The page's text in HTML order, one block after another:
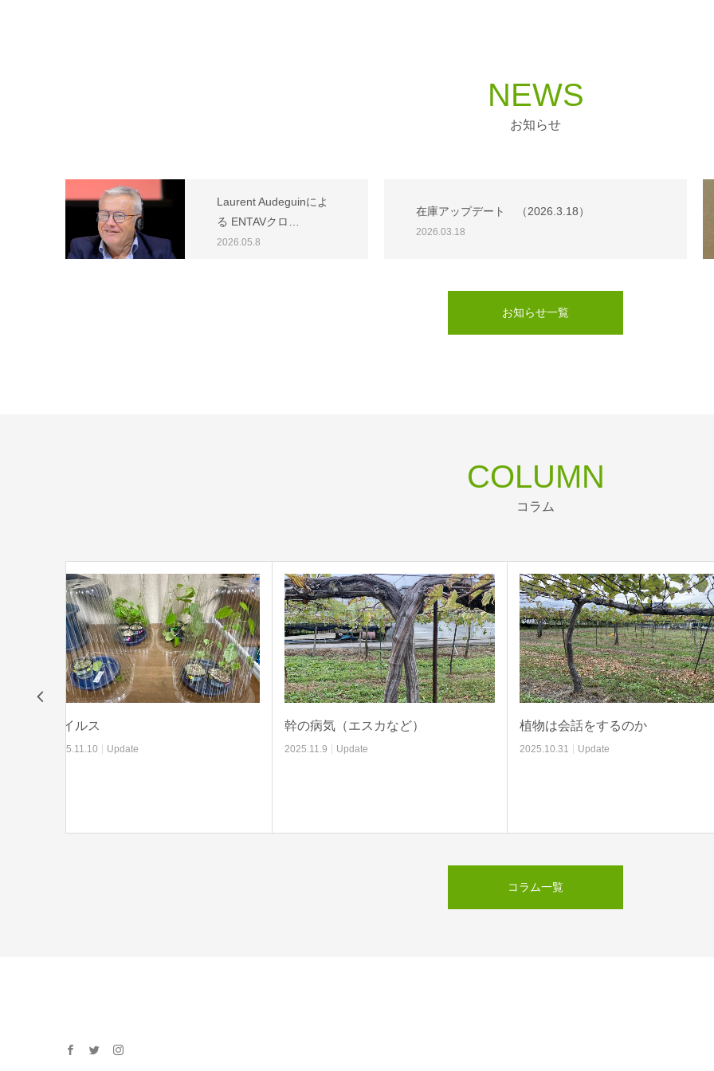
NEWS
お知らせ
Laurent Audeguinによ
る ENTAVクロ…
2026.05.8
在庫アップデート （2026.3.18）
2026.03.18
お知らせ一覧
COLUMN
コラム
幹の病気（エスカなど）
2025.11.9 Update
植物は会話をするのか
2025.10.31
マンサン・ノワール
2025.10.28 Update
コラム一覧
facebook
twitter